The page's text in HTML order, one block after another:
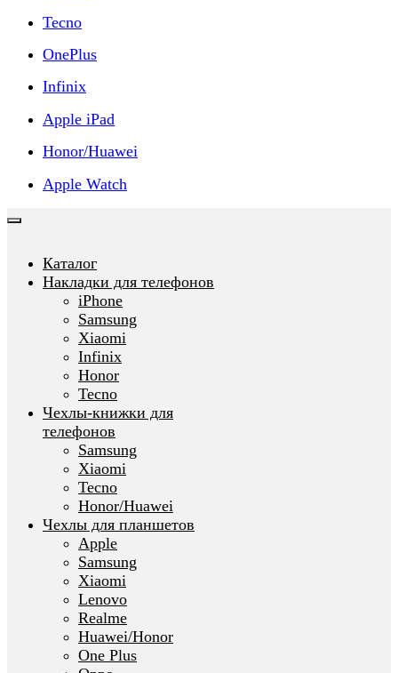
Tecno
OnePlus
Infinix
Apple iPad
Honor/Huawei
Apple Watch
Каталог
Накладки для телефонов
iPhone
Samsung
Xiaomi
Infinix
Honor
Tecno
Чехлы-книжки для
телефонов
Samsung
Xiaomi
Tecno
Honor/Huawei
Чехлы для планшетов
Apple
Samsung
Xiaomi
Lenovo
Realme
Huawei/Honor
One Plus